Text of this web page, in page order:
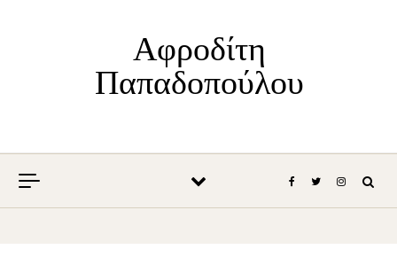
Αφροδίτη
Παπαδοπούλου